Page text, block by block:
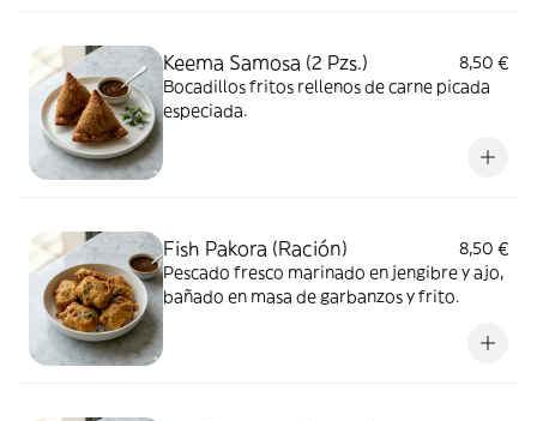
Keema Samosa (2 Pzs.)
8,50 €
Bocadillos fritos rellenos de carne picada
especiada.
Fish Pakora (Ración)
8,50 €
Pescado fresco marinado en jengibre y ajo,
bañado en masa de garbanzos y frito.